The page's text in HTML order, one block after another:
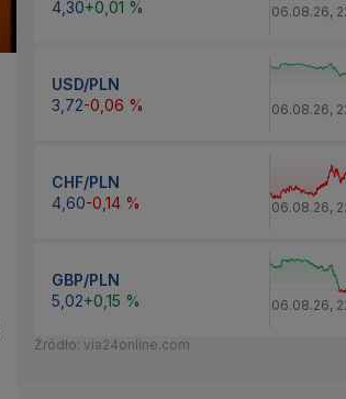
4,30+0,01 % 06.08.26,
USD/PLN
3,72-0,06 % 06.08.26,
CHF/PLN
4,60-0,14 % 06.08.26,
GBP/PLN
5,02+0,15 % 06.08.26,
Źródło: via24online.com